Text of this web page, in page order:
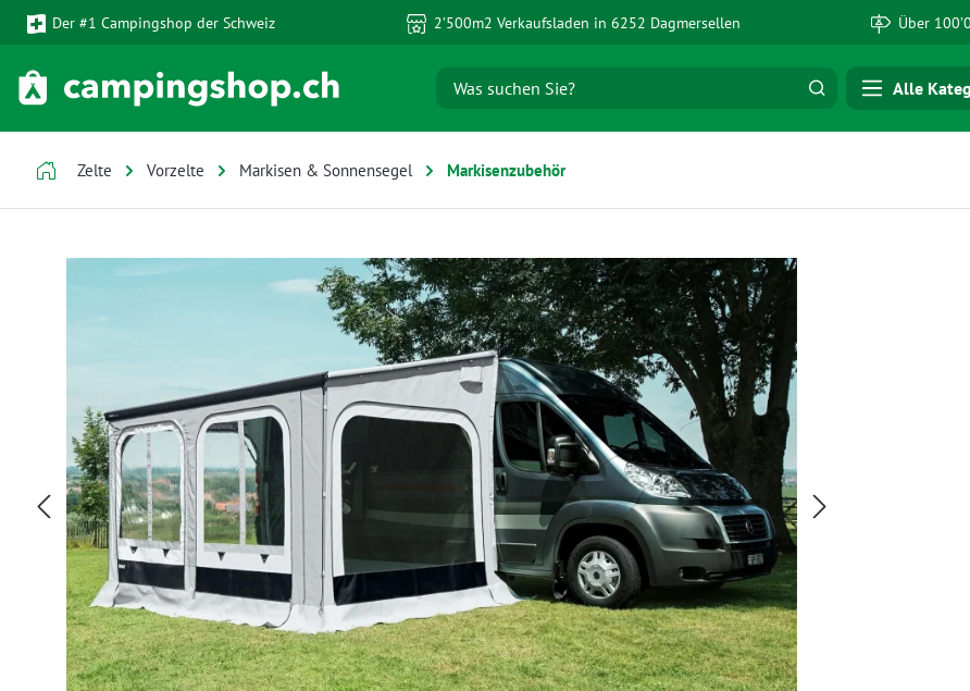
Hauptinhalt springen
Zur Suche springen
Zur Hauptnavigation springen
Der #1 Campingshop der Schweiz 2’500m2 Verkaufsladen in 6252 Dagmersellen Über
Alle
Zelte Vorzelte Markisen & Sonnensegel Markisenzubehör
Bildergalerie überspringen